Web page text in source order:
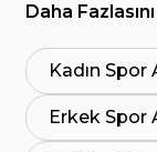
Daha
Kadın Spor
Erkek Spor